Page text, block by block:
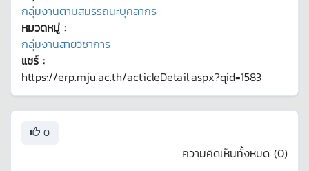
กลุ่มงานตามสมรรถนะบุคลากร
หมวดหมู่ :
กลุ่มงานสายวิชาการ
แชร์ :
https://erp.mju.ac.th/acticleDetail.aspx?qid=1583
0
ความคิดเห็นทั้งหมด (0)